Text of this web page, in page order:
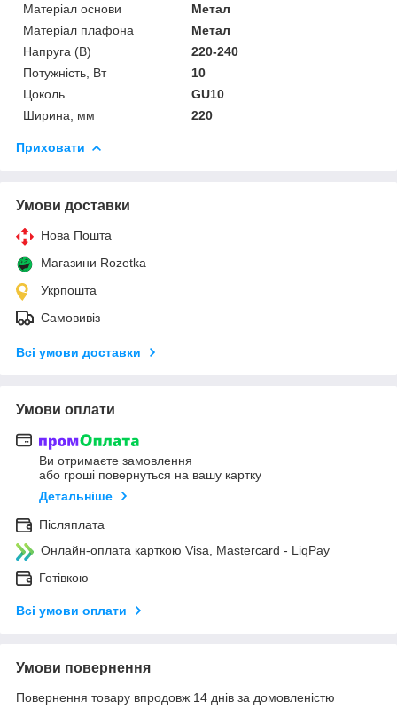
Матеріал основи
Метал
Матеріал плафона
Метал
Напруга (В)
220-240
Потужність, Вт
10
Цоколь
GU10
Ширина, мм
220
Приховати
Умови доставки
Нова Пошта
Магазини Rozetka
Укрпошта
Самовивіз
Всі умови доставки
Умови оплати
Ви отримаєте замовлення
або гроші повернуться на вашу картку
Детальніше
Післяплата
Онлайн-оплата карткою Visa, Mastercard - LiqPay
Готівкою
Всі умови оплати
Умови повернення
Повернення товару впродовж 14 днів за домовленістю